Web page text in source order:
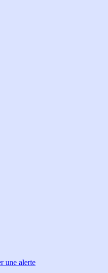
une alerte